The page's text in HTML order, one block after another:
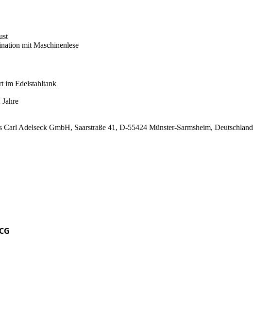
mit Maschinenlese
im Edelstahltank
Carl Adelseck GmbH, Saarstraße 41, D-55424 Münster-Sarmsheim, Deutschland